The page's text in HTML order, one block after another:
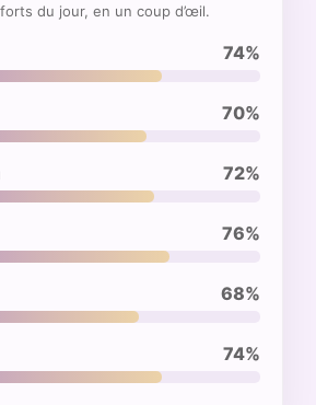
du jour, en un coup d’œil.
74%
70%
72%
76%
68%
74%